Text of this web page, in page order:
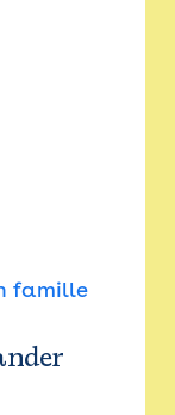
famille